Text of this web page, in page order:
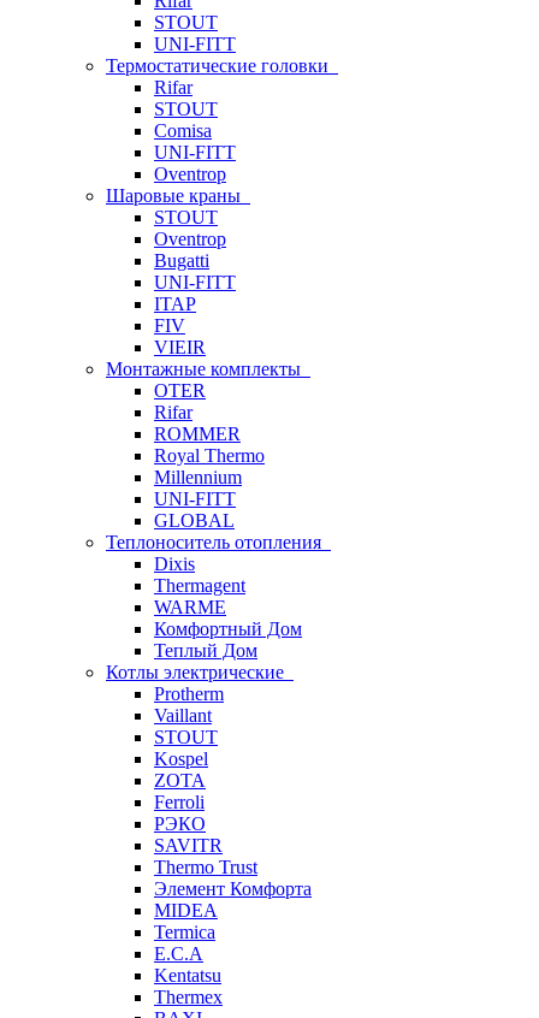
STOUT
UNI-FITT
Термостатические головки
Rifar
STOUT
Comisa
UNI-FITT
Oventrop
Шаровые краны
STOUT
Oventrop
Bugatti
UNI-FITT
ITAP
FIV
VIEIR
Монтажные комплекты
OTER
Rifar
ROMMER
Royal Thermo
Millennium
UNI-FITT
GLOBAL
Теплоноситель отопления
Dixis
Thermagent
WARME
Комфортный Дом
Теплый Дом
Котлы электрические
Protherm
Vaillant
STOUT
Kospel
ZOTA
Ferroli
РЭКО
SAVITR
Thermo Trust
Элемент Комфорта
MIDEA
Termica
E.C.A
Kentatsu
Thermex